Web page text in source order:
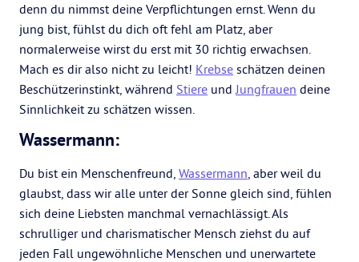
denn du nimmst deine Verpflichtungen ernst. Wenn du
jung bist, fühlst du dich oft fehl am Platz, aber
normalerweise wirst du erst mit 30 richtig erwachsen.
Mach es dir also nicht zu leicht! Krebse schätzen deinen
Beschützerinstinkt, während Stiere undJungfrauen deine
Sinnlichkeit zu schätzen wissen.
Wassermann:
Du bist ein Menschenfreund, Wassermann, aber weil du
glaubst, dass wir alle unter der Sonne gleich sind, fühlen
sich deine Liebsten manchmal vernachlässigt. Als
schrulliger und charismatischer Mensch ziehst du auf
jeden Fall ungewöhnliche Menschen und unerwartete